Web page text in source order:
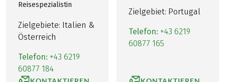
Reisespezialistin
Zielgebiete: Italien &
Österreich
Telefon: +43 6219
60877 184
Zielgebiet: Portugal
Telefon: +43 6219
60877 165